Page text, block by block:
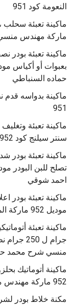
النعومة كود 951
ماركة مهندس
حماده السنباطي
ماكينة بدواسه قدم
951
ماكينة تعبئة
سنتر سيلنج كود 952
احمد شوقي
موديل 952 ماركة المهندس منسي شرح مصطفي عبد الواحد
منسي شرح محمد
‫ماكينة أتوماتيك